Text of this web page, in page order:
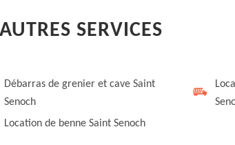
AUTRES SERVICES
Débarras de grenier et cave Saint
Senoch
Location de benne Saint Senoch